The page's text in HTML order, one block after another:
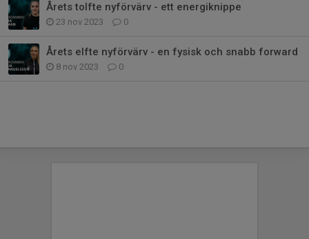
Årets tolfte nyförvärv - ett energiknippe
23 nov 2023 0
Årets elfte nyförvärv - en fysisk och snabb forward
8 nov 2023 0